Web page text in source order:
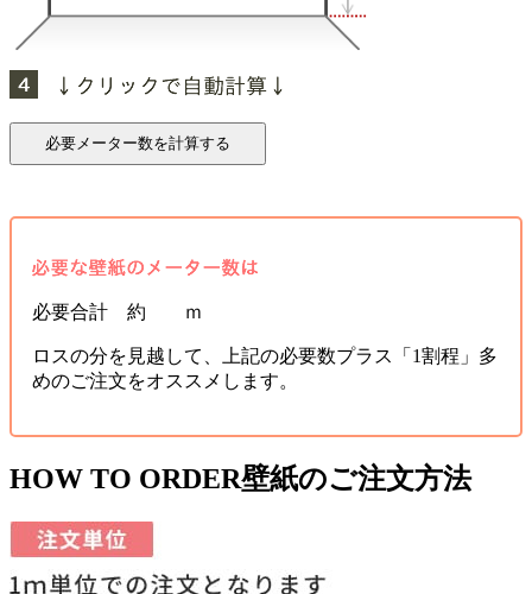
必要合計 約 ｍ
ロスの分を見越して、上記の必要数プラス「1割程」多
めのご注文をオススメします。
HOW TO ORDER壁紙のご注文方法